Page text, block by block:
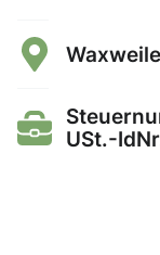
USt.-